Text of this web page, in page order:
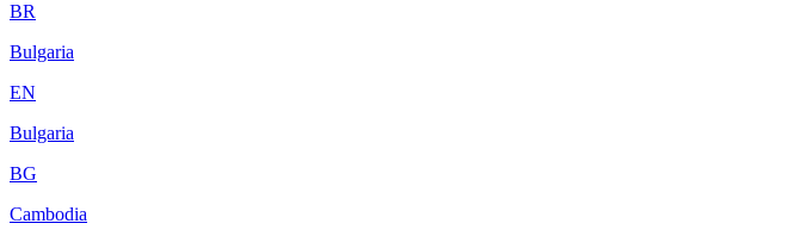
BR
Bulgaria
EN
Bulgaria
BG
Cambodia